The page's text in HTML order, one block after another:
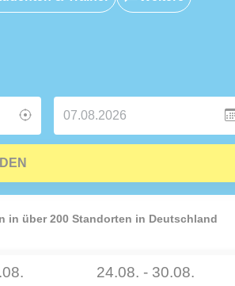
in über 200 Standorten in Deutschland
24.08. - 30.08.